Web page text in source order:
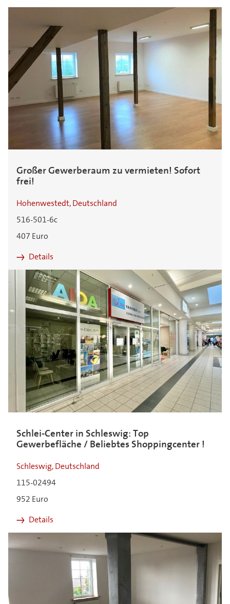
Großer Gewerberaum zu vermieten! Sofort
frei!
Hohenwestedt, Deutschland
516-501-6c
407 Euro
Details
Schlei-Center in Schleswig: Top
Gewerbefläche / Beliebtes Shoppingcenter !
Schleswig, Deutschland
115-02494
952 Euro
Details